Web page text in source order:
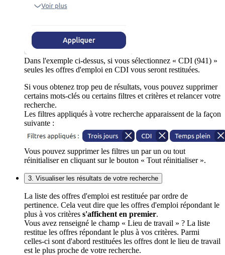
Dans l'exemple ci-dessus, si vous sélectionnez « CDI (941) »
seules les offres d'emploi en CDI vous seront restituées.
Si vous obtenez trop peu de résultats, vous pouvez supprimer
certains mots-clés ou certains filtres et critères et relancer votre
recherche.
Les filtres appliqués à votre recherche apparaissent de la façon
suivante :
Vous pouvez supprimer les filtres un par un ou tout
réinitialiser en cliquant sur le bouton « Tout réinitialiser ».
3. Visualiser les résultats de votre recherche
La liste des offres d'emploi est restituée par ordre de
pertinence. Cela veut dire que les offres d'emploi répondant le
plus à vos critères s'affichent en premier.
Vous avez renseigné le champ « Lieu de travail » ? La liste
restitue les offres répondant le plus à vos critères. Parmi
celles-ci sont d'abord restituées les offres dont le lieu de travail
est le plus proche de votre recherche.